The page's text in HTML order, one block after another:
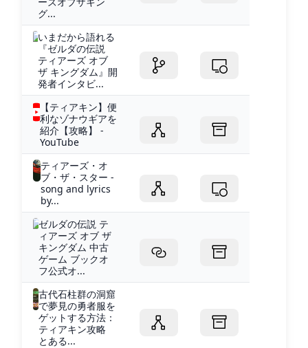
グ...
いまだから語れる
『ゼルダの伝説
ティアーズ オブ
ザ キングダム』開
発者インタビ...
【ティアキン】便
利なゾナウギアを
紹介【攻略】 -
YouTube
ティアーズ・オ
ブ・ザ・スター -
song and lyrics
by...
ゼルダの伝説 テ
ィアーズ オブ ザ
キングダム 中古
ゲーム ブックオ
フ公式オ...
古代石柱群の洞窟
で夢見の勇者服を
ゲットする方法：
ティアキン攻略
とある...